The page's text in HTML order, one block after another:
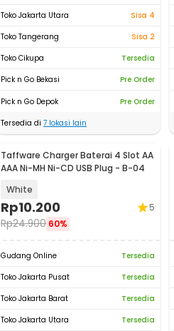
Toko Jakarta Utara
Sisa 4
Toko Tangerang
Sisa 2
Toko Cikupa
Tersedia
Pick n Go Bekasi
Pre Order
Pick n Go Depok
Pre Order
Tersedia di 7 lokasi lain
Taffware Charger Baterai 4 Slot AA
AAA Ni-MH Ni-CD USB Plug - B-04
White
Rp10.200
Rp24.900 60%
5
Gudang Online
Tersedia
Toko Jakarta Pusat
Tersedia
Toko Jakarta Barat
Tersedia
Toko Jakarta Utara
Tersedia